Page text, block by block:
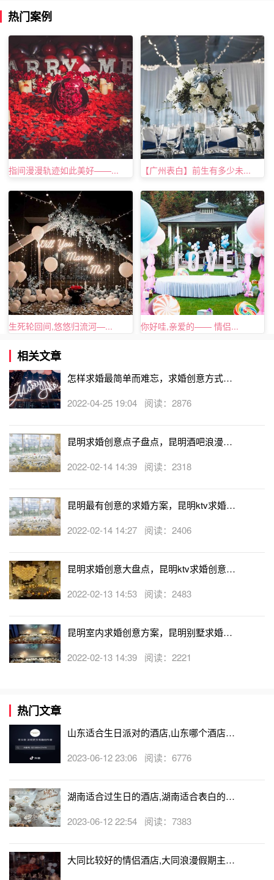
真情表白
纯真的爱情，不需要太多花哨的修饰。可以是在公园
里，正在拍照的男孩深情地望着桥上的女孩，他们是如此相
爱的恋人，在公园的小路上牵手奔跑，在翠湖上泛舟赏景，
就在这时男孩神秘地叫女孩闭上眼睛，当她睁开眼睛的时候
甜蜜的走到了一起。
创意惊喜求婚点子，这里有最全面的求婚攻略总结，给
你更多的关于浪漫求婚点子的参考。虽然有浪漫的求婚点
子，但还是不要忘了在求婚之前为心爱的女孩实名定制一枚
一生只送一人的求婚钻戒，给她美丽的誓言。
热门案例
指间漫漫轨迹如此美好——... 【广州表白】前生有多少未...
生死轮回间,悠悠归流河—... 你好哇,亲爱的—— 情侣...
相关文章
怎样求婚最简单而难忘，求婚创意方式大
2022-04-25 19:04 阅读：2876
昆明求婚创意点子盘点，昆明酒吧浪漫求
2022-02-14 14:39 阅读：2318
昆明最有创意的求婚方案，昆明ktv求婚创
2022-02-14 14:27 阅读：2406
昆明求婚创意大盘点，昆明ktv求婚创意方
2022-02-13 14:53 阅读：2483
昆明室内求婚创意方案，昆明别墅求婚策
2022-02-13 14:39 阅读：2221
热门文章
山东适合生日派对的酒店,山东哪个酒店有
2023-06-12 23:06 阅读：6776
湖南适合过生日的酒店,湖南适合表白的酒
2023-06-12 22:54 阅读：7383
大同比较好的情侣酒店,大同浪漫假期主题